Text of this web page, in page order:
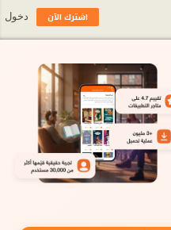
اشترك الآن دخول